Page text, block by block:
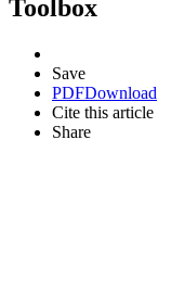
Toolbox
Save
PDFDownload
Cite this article
Share